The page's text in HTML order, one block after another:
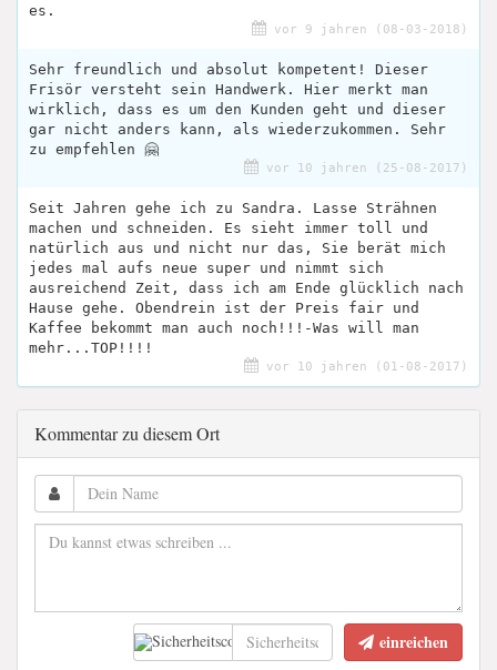
es.
vor 9 jahren (08-03-2018)
Sehr freundlich und absolut kompetent! Dieser
Frisör versteht sein Handwerk. Hier merkt man
wirklich, dass es um den Kunden geht und dieser
gar nicht anders kann, als wiederzukommen. Sehr
zu empfehlen 🤗
vor 10 jahren (25-08-2017)
Seit Jahren gehe ich zu Sandra. Lasse Strähnen
machen und schneiden. Es sieht immer toll und
natürlich aus und nicht nur das, Sie berät mich
jedes mal aufs neue super und nimmt sich
ausreichend Zeit, dass ich am Ende glücklich nach
Hause gehe. Obendrein ist der Preis fair und
Kaffee bekommt man auch noch!!!-Was will man
mehr...TOP!!!!
vor 10 jahren (01-08-2017)
Kommentar zu diesem Ort
einreichen